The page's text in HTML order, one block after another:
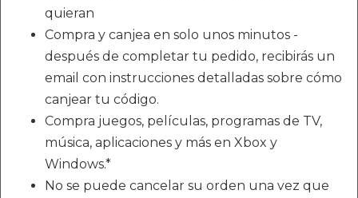
quieran
Compra y canjea en solo unos minutos -
después de completar tu pedido, recibirás un
email con instrucciones detalladas sobre cómo
canjear tu código.
Compra juegos, películas, programas de TV,
música, aplicaciones y más en Xbox y
Windows.*
No se puede cancelar su orden una vez que